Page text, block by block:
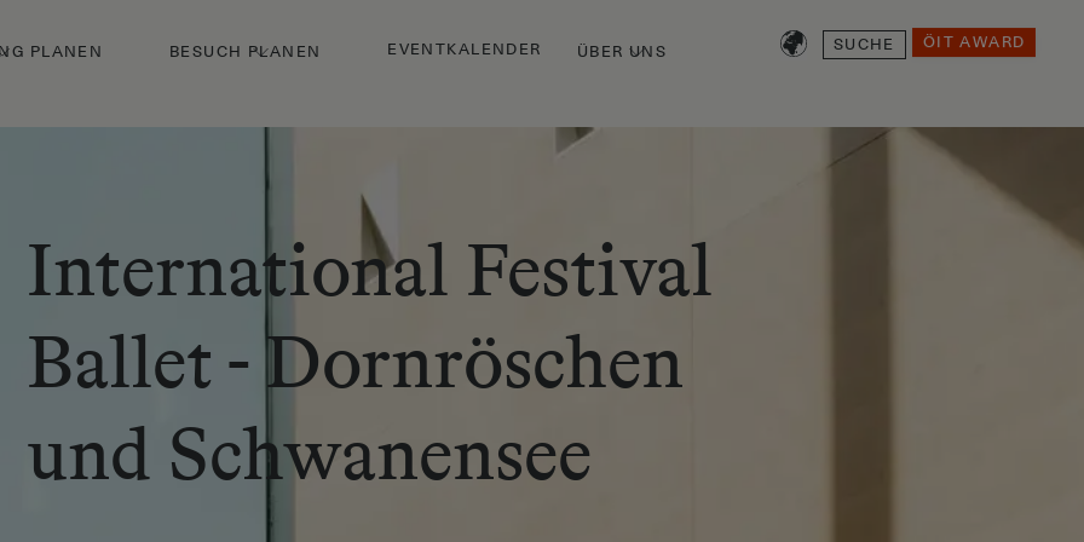
PLANEN BESUCH PLANEN EVENTKALENDER ÜBER UNS SUCHE ÖIT AWARD
International Festival
Ballet - Dornröschen
und Schwanensee